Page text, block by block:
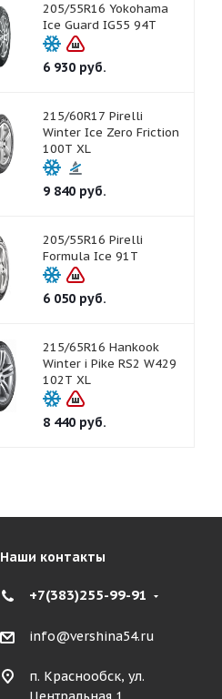
205/55R16 Yokohama
Ice Guard IG55 94T
6 930руб.
215/60R17 Pirelli
Winter Ice Zero Friction
100T XL
9 840руб.
205/55R16 Pirelli
Formula Ice 91T
6 050руб.
215/65R16 Hankook
Winter i Pike RS2 W429
102T XL
8 440руб.
Наши контакты
+7(383)255-99-91
info@vershina54.ru
п. Краснообск, ул.